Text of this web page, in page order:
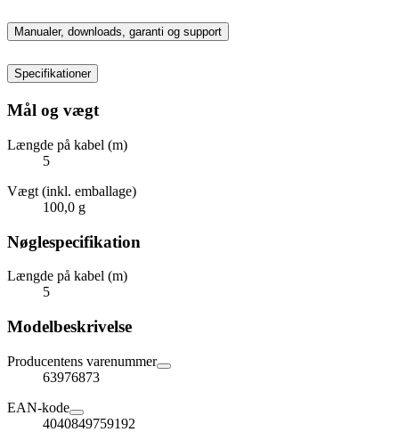
Manualer, downloads, garanti og support
Specifikationer
Mål og vægt
Længde på kabel (m)
5
Vægt (inkl. emballage)
100,0 g
Nøglespecifikation
Længde på kabel (m)
5
Modelbeskrivelse
Producentens varenummer
63976873
EAN-kode
4040849759192